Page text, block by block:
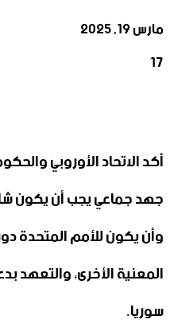
مارس 19, 2025
17
أكد الاتحاد الأوروبي
جهد جماعي يجب أن يكون
وأن يكون للأمم المتحدة
المعنية الأخرى، والتعهد
سوريا.